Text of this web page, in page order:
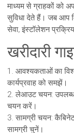
माध्यम से ग्राहकों को
सुविधा देते हैं। जब आप
सेवा, इंस्टॉलेशन
खरीदारी
1. आवश्यकताओं का
कार्यप्रवाह को समझें।
2. लेआउट चयन:
चयन करें।
3. सामग्री चयन:
सामग्री चुनें।